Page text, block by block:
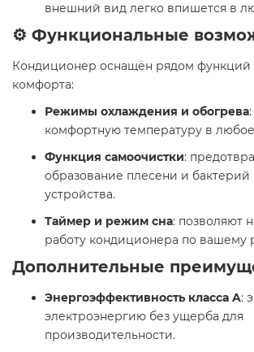
внешний вид легко впишется в
⚙️ Функциональные
Кондиционер оснащён рядом функций
комфорта:​
Режимы охлаждения и обогрева
комфортную температуру в
Функция самоочистки:
образование плесени и бактерий
устройства.​
Таймер и режим сна: позволяют
работу кондиционера по вашему
Дополнительные
Энергоэффективность класса A:
электроэнергию без ущерба для
производительности.​